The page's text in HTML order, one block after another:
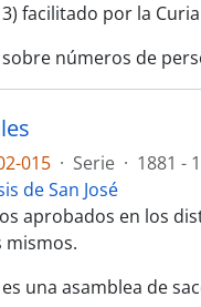
facilitado por la
números de
015 · Serie · 1881 -
de San José
aprobados en los
una asamblea de